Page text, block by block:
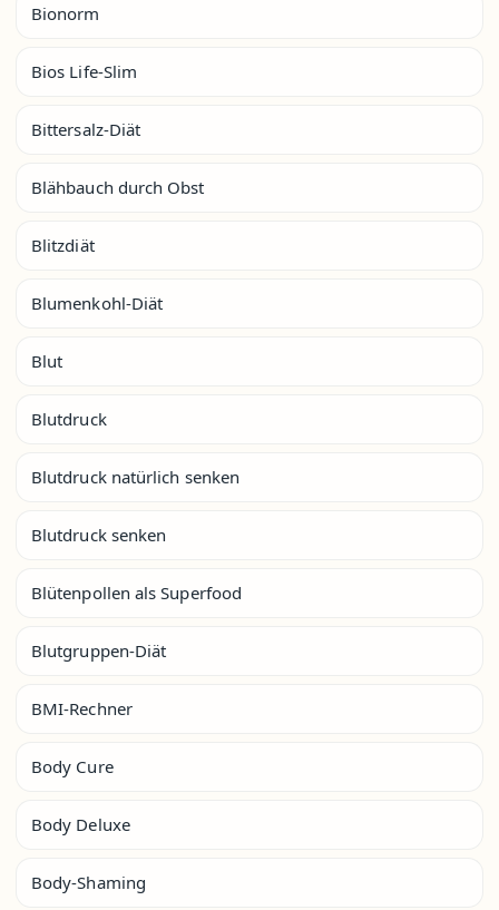
Bionorm
Bios Life-Slim
Bittersalz-Diät
Blähbauch durch Obst
Blitzdiät
Blumenkohl-Diät
Blut
Blutdruck
Blutdruck natürlich senken
Blutdruck senken
Blütenpollen als Superfood
Blutgruppen-Diät
BMI-Rechner
Body Cure
Body Deluxe
Body-Shaming